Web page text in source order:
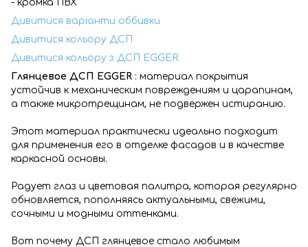
- кромка ПВХ
Дивитися варіанти оббивки
Дивитися кольору ДСП
Дивитися кольору з ДСП EGGER
Глянцевое ДСП EGGER : материал покрытия
устойчив к механическим повреждениям и царапинам,
а также микротрещинам, не подвержен истиранию.
Этот материал практически идеально подходит
для применения его в отделке фасадов и в качестве
каркасной основы.
Радует глаз и цветовая палитра, которая регулярно
обновляется, пополняясь актуальными, свежими,
сочными и модными оттенками.
Вот почему ДСП глянцевое стало любимым